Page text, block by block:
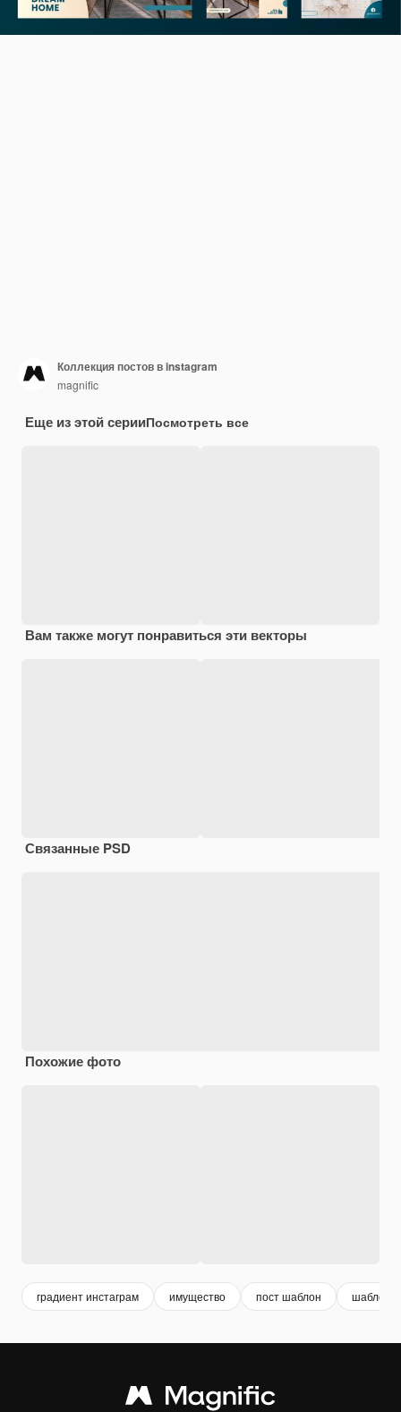
Коллекция постов в instagram
magnific
Еще из этой серииПосмотреть все
Вам также могут понравиться эти векторы
Связанные PSD
Похожие фото
градиент инстаграм имущество пост шаблон шаблон